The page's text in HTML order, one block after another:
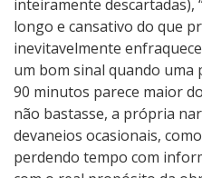
inteiramente descartadas),
longo e cansativo do que
inevitavelmente
um bom sinal quando uma
90 minutos parece maior
não bastasse, a própria
devaneios ocasionais,
perdendo tempo com